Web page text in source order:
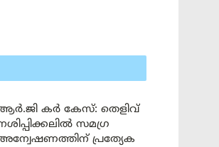
കർ കേസ്: തെളിവ്
സമഗ്ര
പ്രത്യേക